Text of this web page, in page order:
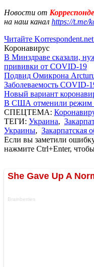
Новости от
на наш канал https://t.me/
Читайте
Коронавирус
В Минздраве сказали,
прививки от COVID-19
Подвид Омикрона
Заболеваемость COVID-
Новый вариант
В США отменили режим
СПЕЦТЕМА:
ТЕГИ: Украина,
Украины, Закарпатская
Если вы заметили
нажмите Ctrl+Enter,